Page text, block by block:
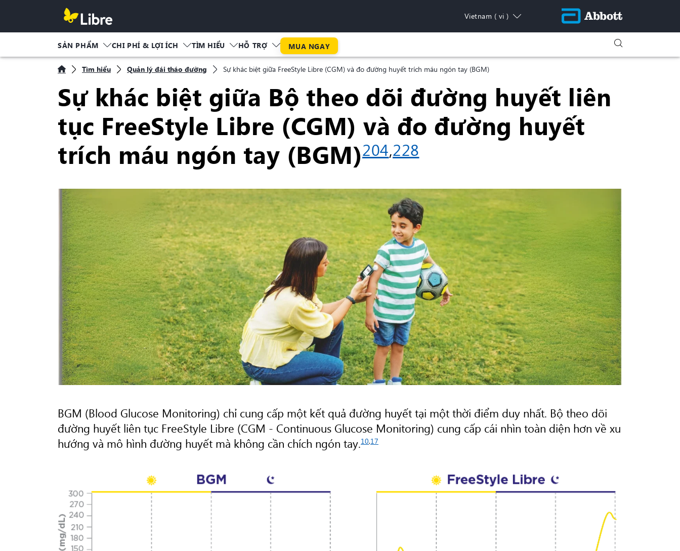
Vietnam ( vi )
SẢN PHẨM CHI PHÍ & LỢI ÍCH TÌM HIỂU HỖ TRỢ MUA NGAY
Tìm hiểu Quản lý đái tháo đường Sự khác biệt giữa FreeStyle Libre (CGM) và đo đường huyết trích máu ngón tay (BGM)
Sự khác biệt giữa Bộ theo dõi đường huyết liên
tục FreeStyle Libre (CGM) và đo đường huyết
trích máu ngón tay (BGM)204,228
BGM (Blood Glucose Monitoring) chỉ cung cấp một kết quả đường huyết tại một thời điểm duy nhất. Bộ theo dõi
đường huyết liên tục FreeStyle Libre (CGM - Continuous Glucose Monitoring) cung cấp cái nhìn toàn diện hơn về xu
hướng và mô hình đường huyết mà không cần chích ngón tay.10,17